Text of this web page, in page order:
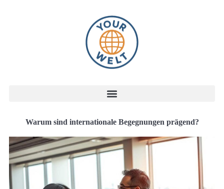
Warum sind internationale Begegnungen prägend?